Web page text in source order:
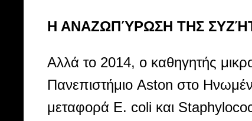
Η ΑΝΑΖΩΠΎΡΩΣΗ ΤΗΣ
Αλλά το 2014, ο καθηγητής
Πανεπιστήμιο Aston στο
μεταφορά E. coli και